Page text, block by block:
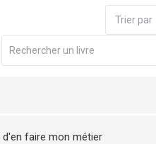
faire mon métier